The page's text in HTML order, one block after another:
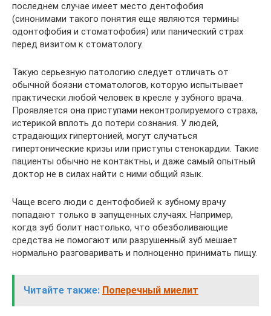
последнем случае имеет место дентофобия
(синонимами такого понятия еще являются термины
одонтофобия и стоматофобия) или панический страх
перед визитом к стоматологу.
Такую серьезную патологию следует отличать от
обычной боязни стоматологов, которую испытывает
практически любой человек в кресле у зубного врача.
Проявляется она приступами неконтролируемого страха,
истерикой вплоть до потери сознания. У людей,
страдающих гипертонией, могут случаться
гипертонические кризы или приступы стенокардии. Такие
пациенты обычно не контактны, и даже самый опытный
доктор не в силах найти с ними общий язык.
Чаще всего люди с дентофобией к зубному врачу
попадают только в запущенных случаях. Например,
когда зуб болит настолько, что обезболивающие
средства не помогают или разрушенный зуб мешает
нормально разговаривать и полноценно принимать пищу.
Читайте также: Поперечный миелит